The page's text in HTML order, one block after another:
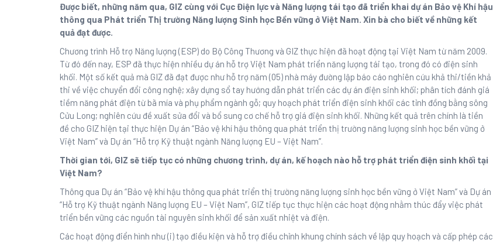
Được biết, những năm qua, GIZ cùng với Cục Điện lực và Năng lượng tái tạo đã triển khai dự án Bảo vệ Khí hậu
thông qua Phát triển Thị trường Năng lượng Sinh học Bền vững ở Việt Nam. Xin bà cho biết về những kết
quả đạt được.
Chương trình Hỗ trợ Năng lượng (ESP) do Bộ Công Thương và GIZ thực hiện đã hoạt động tại Việt Nam từ năm 2009.
Từ đó đến nay, ESP đã thực hiện nhiều dự án hỗ trợ Việt Nam phát triển năng lượng tái tạo, trong đó có điện sinh
khối. Một số kết quả mà GIZ đã đạt được như hỗ trợ năm (05) nhà máy đường lập báo cáo nghiên cứu khả thi/tiền khả
thi về việc chuyển đổi công nghệ; xây dựng sổ tay hướng dẫn phát triển các dự án điện sinh khối; phân tích đánh giá
tiềm năng phát điện từ bã mía và phụ phẩm ngành gỗ; quy hoạch phát triển điện sinh khối các tỉnh đồng bằng sông
Cửu Long; nghiên cứu đề xuất sửa đổi và bổ sung cơ chế hỗ trợ giá điện sinh khối. Những kết quả trên chính là tiền
đề cho GIZ hiện tại thực hiện Dự án “Bảo vệ khí hậu thông qua phát triển thị trường năng lượng sinh học bền vững ở
Việt Nam” và Dự án “Hỗ trợ Kỹ thuật ngành Năng lượng EU – Việt Nam”.
Thời gian tới, GIZ sẽ tiếp tục có những chương trình, dự án, kế hoạch nào hỗ trợ phát triển điện sinh khối tại
Việt Nam?
Thông qua Dự án “Bảo vệ khí hậu thông qua phát triển thị trường năng lượng sinh học bền vững ở Việt Nam” và Dự án
“Hỗ trợ Kỹ thuật ngành Năng lượng EU – Việt Nam”, GIZ tiếp tục thực hiện các hoạt động nhằm thúc đẩy việc phát
triển bền vững các nguồn tài nguyên sinh khối để sản xuất nhiệt và điện.
Các hoạt động điển hình như (i) tạo điều kiện và hỗ trợ điều chỉnh khung chính sách về lập quy hoạch và cấp phép các